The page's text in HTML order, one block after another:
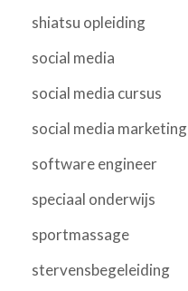
shiatsu opleiding
social media
social media cursus
social media marketing
software engineer
speciaal onderwijs
sportmassage
stervensbegeleiding